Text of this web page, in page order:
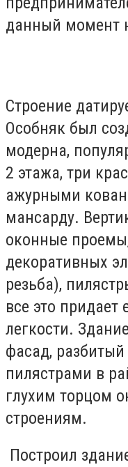
данный момент
Строение
Особняк был
модерна,
2 этажа, три
ажурными
мансарду.
оконные
декоративных
резьба),
все это придает
легкости.
фасад,
пилястрами в
глухим торцом
строениям.
Построил